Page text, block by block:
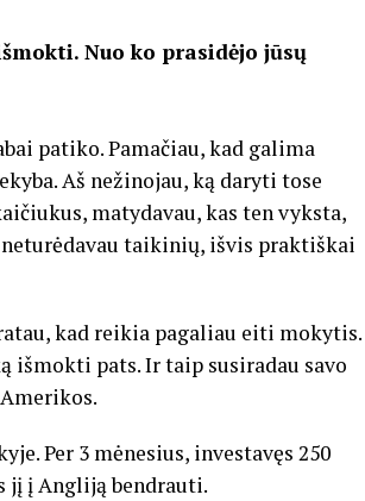
Nuo ko prasidėjo jūsų
patiko. Pamačiau, kad galima
Aš nežinojau, ką daryti tose
matydavau, kas ten vyksta,
taikinių, išvis praktiškai
kad reikia pagaliau eiti mokytis.
išmokti pats. Ir taip susiradau savo
Per 3 mėnesius, investavęs 250
jį į Angliją bendrauti.